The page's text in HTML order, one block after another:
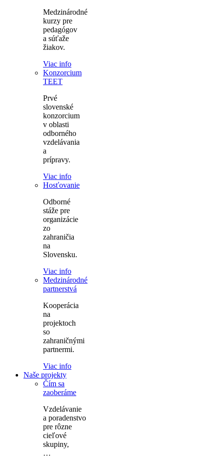
Medzinárodné
kurzy pre
pedagógov
a súťaže
žiakov.
Viac info
Konzorcium
TEET
Prvé
slovenské
konzorcium
v oblasti
odborného
vzdelávania
a
prípravy.
Viac info
Hosťovanie
Odborné
stáže pre
organizácie
zo
zahraničia
na
Slovensku.
Viac info
Medzinárodné
partnerstvá
Kooperácia
na
projektoch
so
zahraničnými
partnermi.
Viac info
Naše projekty
Čím sa
zaoberáme
Vzdelávanie
a poradenstvo
pre rôzne
cieľové
skupiny,
…